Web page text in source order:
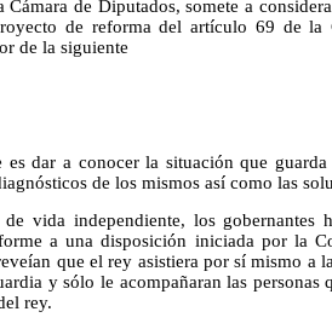
de Diputados, somete a
de reforma del artículo 69 de la
de la siguiente
dar a conocer la situación que
de los mismos así como las
vida independiente, los gobernantes
a una disposición iniciada por la
que el rey asistiera por sí mismo a
y sólo le acompañaran las personas
rey.